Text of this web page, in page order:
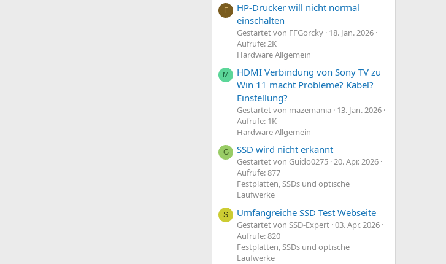
F
HP-Drucker will nicht normal
einschalten
Gestartet von FFGorcky 18. Jan. 2026
Aufrufe: 2K
Hardware Allgemein
M
HDMI Verbindung von Sony TV zu
Win 11 macht Probleme? Kabel?
Einstellung?
Gestartet von mazemania 13. Jan. 2026
Aufrufe: 1K
Hardware Allgemein
G SSD wird nicht erkannt
Gestartet von Guido0275 20. Apr. 2026
Aufrufe: 877
Festplatten, SSDs und optische
Laufwerke
S Umfangreiche SSD Test Webseite
Gestartet von SSD-Expert 03. Apr. 2026
Aufrufe: 820
Festplatten, SSDs und optische
Laufwerke